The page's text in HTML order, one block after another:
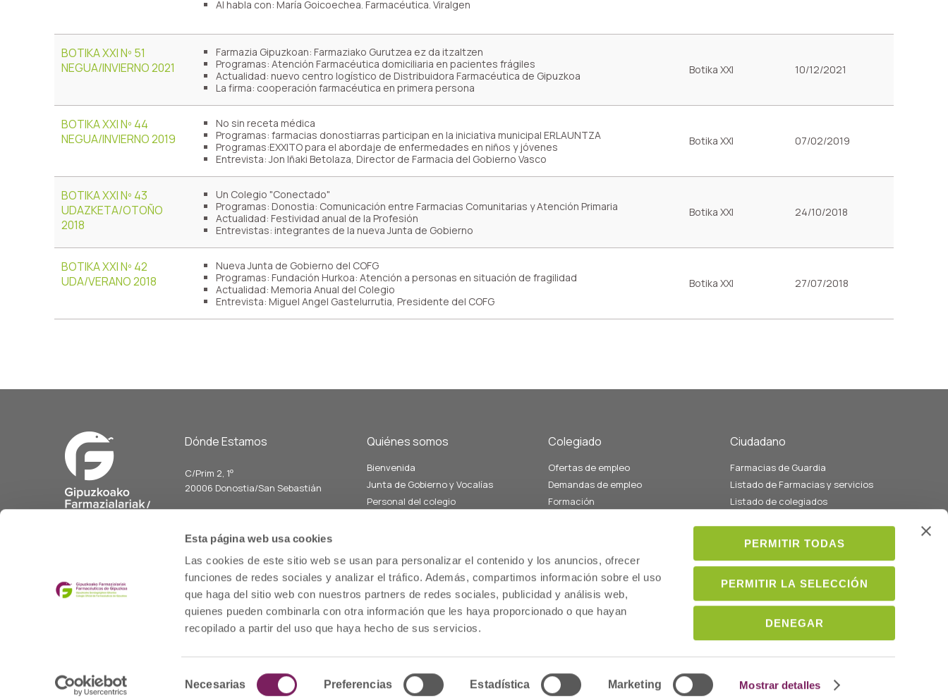
Esta página web usa cookies
Las cookies de este sitio web se usan para personalizar el contenido y los anuncios, ofrecer
funciones de redes sociales y analizar el tráfico. Además, compartimos información sobre el uso
que haga del sitio web con nuestros partners de redes sociales, publicidad y análisis web,
quienes pueden combinarla con otra información que les haya proporcionado o que hayan
recopilado a partir del uso que haya hecho de sus servicios.
de
Necesarias Preferencias Estadística Marketing Mostrar detalles
PERMITIR TODAS
PERMITIR LA SELECCIÓN
DENEGAR
Al habla con: María Goicoechea. Farmacéutica. Viralgen
BOTIKA XXI Nº 51
NEGUA/INVIERNO 2021
Farmazia Gipuzkoan: Farmaziako Gurutzea ez da itzaltzen
Programas: Atención Farmacéutica domiciliaria en pacientes frágiles
Actualidad: nuevo centro logístico de Distribuidora Farmacéutica de Gipuzkoa
La firma: cooperación farmacéutica en primera persona
Botika XXI 10/12/2021
BOTIKA XXI Nº 44
NEGUA/INVIERNO 2019
No sin receta médica
Programas: farmacias donostiarras participan en la iniciativa municipal ERLAUNTZA
Programas:EXXITO para el abordaje de enfermedades en niños y jóvenes
Entrevista: Jon Iñaki Betolaza, Director de Farmacia del Gobierno Vasco
Botika XXI 07/02/2019
BOTIKA XXI Nº 43
UDAZKETA/OTOÑO
2018
Un Colegio "Conectado"
Programas: Donostia: Comunicación entre Farmacias Comunitarias y Atención Primaria
Actualidad: Festividad anual de la Profesión
Entrevistas: integrantes de la nueva Junta de Gobierno
Botika XXI 24/10/2018
BOTIKA XXI Nº 42
UDA/VERANO 2018
Nueva Junta de Gobierno del COFG
Programas: Fundación Hurkoa: Atención a personas en situación de fragilidad
Actualidad: Memoria Anual del Colegio
Entrevista: Miguel Angel Gastelurrutia, Presidente del COFG
Botika XXI 27/07/2018
Dónde Estamos
C/Prim 2, 1º
20006 Donostia/San Sebastián
Horario L-V
08:00 a 14:00
cofgipuzkoa@cofgipuzkoa.eus
Quiénes somos
Bienvenida
Junta de Gobierno y Vocalías
Personal del colegio
Colegiado
Ofertas de empleo
Demandas de empleo
Formación
farmacéutica
Ciudadano
Farmacias de Guardia
Listado de Farmacias y servicios
Listado de colegiados